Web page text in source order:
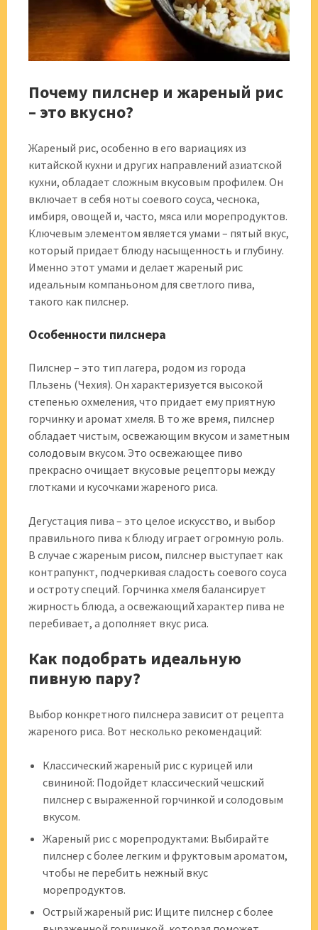
Почему пилснер и жареный рис
– это вкусно?
Жареный рис, особенно в его вариациях из
китайской кухни и других направлений азиатской
кухни, обладает сложным вкусовым профилем. Он
включает в себя ноты соевого соуса, чеснока,
имбиря, овощей и, часто, мяса или морепродуктов.
Ключевым элементом является умами – пятый вкус,
который придает блюду насыщенность и глубину.
Именно этот умами и делает жареный рис
идеальным компаньоном для светлого пива,
такого как пилснер.
Особенности пилснера
Пилснер – это тип лагера, родом из города
Пльзень (Чехия). Он характеризуется высокой
степенью охмеления, что придает ему приятную
горчинку и аромат хмеля. В то же время, пилснер
обладает чистым, освежающим вкусом и заметным
солодовым вкусом. Это освежающее пиво
прекрасно очищает вкусовые рецепторы между
глотками и кусочками жареного риса.
Дегустация пива – это целое искусство, и выбор
правильного пива к блюду играет огромную роль.
В случае с жареным рисом, пилснер выступает как
контрапункт, подчеркивая сладость соевого соуса
и остроту специй. Горчинка хмеля балансирует
жирность блюда, а освежающий характер пива не
перебивает, а дополняет вкус риса.
Как подобрать идеальную
пивную пару?
Выбор конкретного пилснера зависит от рецепта
жареного риса. Вот несколько рекомендаций:
Классический жареный рис с курицей или
свининой: Подойдет классический чешский
пилснер с выраженной горчинкой и солодовым
вкусом.
Жареный рис с морепродуктами: Выбирайте
пилснер с более легким и фруктовым ароматом,
чтобы не перебить нежный вкус
морепродуктов.
Острый жареный рис: Ищите пилснер с более